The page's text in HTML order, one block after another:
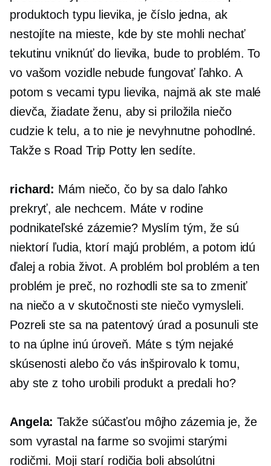
produktoch typu lievika, je číslo jedna, ak
nestojíte na mieste, kde by ste mohli nechať
tekutinu vniknúť do lievika, bude to problém. To
vo vašom vozidle nebude fungovať ľahko. A
potom s vecami typu lievika, najmä ak ste malé
dievča, žiadate ženu, aby si priložila niečo
cudzie k telu, a to nie je nevyhnutne pohodlné.
Takže s Road Trip Potty len sedíte.
richard: Mám niečo, čo by sa dalo ľahko
prekryť, ale nechcem. Máte v rodine
podnikateľské zázemie? Myslím tým, že sú
niektorí ľudia, ktorí majú problém, a potom idú
ďalej a robia život. A problém bol problém a ten
problém je preč, no rozhodli ste sa to zmeniť
na niečo a v skutočnosti ste niečo vymysleli.
Pozreli ste sa na patentový úrad a posunuli ste
to na úplne inú úroveň. Máte s tým nejaké
skúsenosti alebo čo vás inšpirovalo k tomu,
aby ste z toho urobili produkt a predali ho?
Angela: Takže súčasťou môjho zázemia je, že
som vyrastal na farme so svojimi starými
rodičmi. Moji starí rodičia boli absolútni